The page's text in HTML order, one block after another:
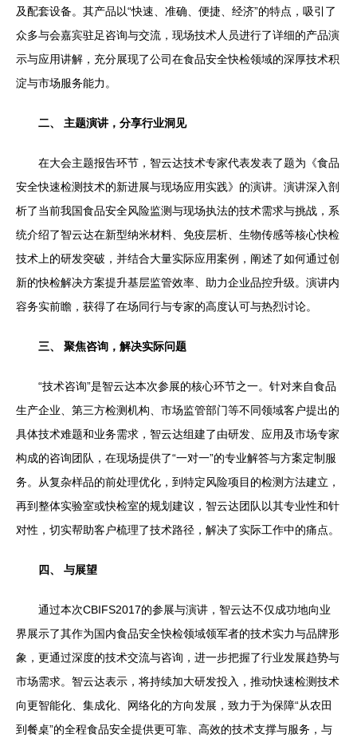
及配套设备。其产品以“快速、准确、便捷、经济”的特点，吸引了
众多与会嘉宾驻足咨询与交流，现场技术人员进行了详细的产品演
示与应用讲解，充分展现了公司在食品安全快检领域的深厚技术积
淀与市场服务能力。
二、 主题演讲，分享行业洞见
在大会主题报告环节，智云达技术专家代表发表了题为《食品
安全快速检测技术的新进展与现场应用实践》的演讲。演讲深入剖
析了当前我国食品安全风险监测与现场执法的技术需求与挑战，系
统介绍了智云达在新型纳米材料、免疫层析、生物传感等核心快检
技术上的研发突破，并结合大量实际应用案例，阐述了如何通过创
新的快检解决方案提升基层监管效率、助力企业品控升级。演讲内
容务实前瞻，获得了在场同行与专家的高度认可与热烈讨论。
三、 聚焦咨询，解决实际问题
“技术咨询”是智云达本次参展的核心环节之一。针对来自食品
生产企业、第三方检测机构、市场监管部门等不同领域客户提出的
具体技术难题和业务需求，智云达组建了由研发、应用及市场专家
构成的咨询团队，在现场提供了“一对一”的专业解答与方案定制服
务。从复杂样品的前处理优化，到特定风险项目的检测方法建立，
再到整体实验室或快检室的规划建议，智云达团队以其专业性和针
对性，切实帮助客户梳理了技术路径，解决了实际工作中的痛点。
四、 与展望
通过本次CBIFS2017的参展与演讲，智云达不仅成功地向业
界展示了其作为国内食品安全快检领域领军者的技术实力与品牌形
象，更通过深度的技术交流与咨询，进一步把握了行业发展趋势与
市场需求。智云达表示，将持续加大研发投入，推动快速检测技术
向更智能化、集成化、网络化的方向发展，致力于为保障“从农田
到餐桌”的全程食品安全提供更可靠、高效的技术支撑与服务，与